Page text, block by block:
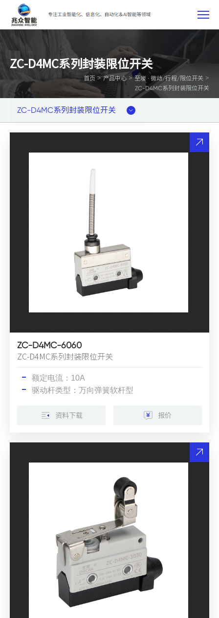
ZC-D4MC系列封装限位开关
首页>产品中心 >至璨 · 微动/行程/限位开关 >
ZC-D4MC系列封装限位开关
ZC-D4MC系列封装限位开关
ZC-D4MC-6060
ZC-D4MC系列封装限位开关
额定电流：10A
驱动杆类型：万向弹簧软杆型
资料下载 报价